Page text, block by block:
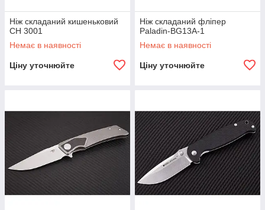
Ніж складаний кишеньковий
CH 3001
Немає в наявності
Ціну уточнюйте
Ніж складаний фліпер
Paladin-BG13A-1
Немає в наявності
Ціну уточнюйте